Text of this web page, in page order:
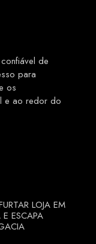
de
para
os
e ao redor do
LOJA EM
ESCAPA